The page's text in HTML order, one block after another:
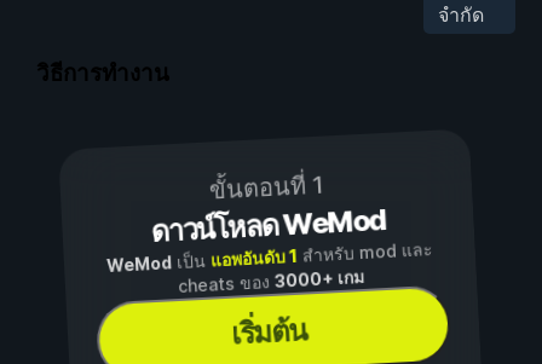
จำกัด
วิธีการทำงาน
ขั้นตอนที่ 1
ดาวน์โหลด WeMod
WeModเป็น แอพอันดับ 1 สำหรับ mod และ
cheats ของ3000+ เกม
เริ่มต้น